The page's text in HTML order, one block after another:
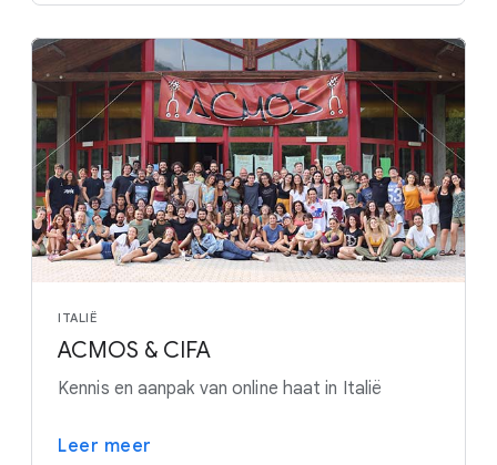
ITALIË
ACMOS & CIFA
Kennis en aanpak van online haat in Italië
Leer meer